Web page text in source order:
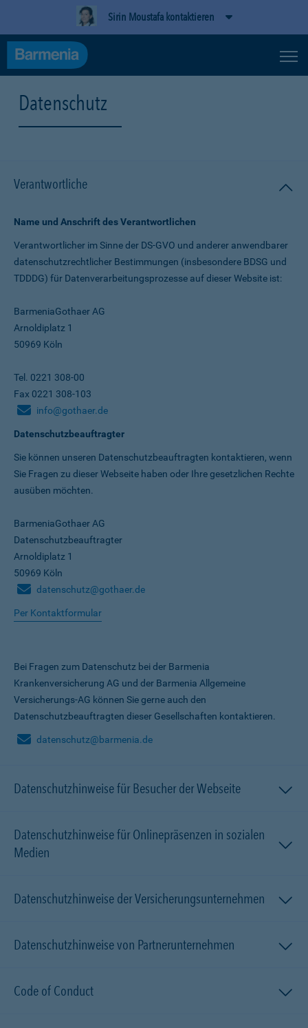
Sirin Moustafa kontaktieren
Datenschutz
Verantwortliche
Name und Anschrift des Verantwortlichen
Verantwortlicher im Sinne der DS-GVO und anderer anwendbarer
datenschutz­rechtlicher Bestimmungen (insbesondere BDSG und
TDDDG) für Daten­verarbeitungs­prozesse auf dieser Website ist:
BarmeniaGothaer AG
Arnoldiplatz 1
50969 Köln
Tel. 0221 308-00
Fax 0221 308-103
info@gothaer.de
Datenschutzbeauftragter
Sie können unseren Datenschutz­beauftragten kontaktieren, wenn
Sie Fragen zu dieser Webseite haben oder Ihre gesetzlichen Rechte
ausüben möchten.
BarmeniaGothaer AG
Datenschutzbeauftragter
Arnoldiplatz 1
50969 Köln
datenschutz@gothaer.de
Per Kontaktformular
Bei Fragen zum Datenschutz bei der Barmenia
Krankenversicherung AG und der Barmenia Allgemeine
Versicherungs-AG können Sie gerne auch den
Datenschutzbeauftragten dieser Gesellschaften kontaktieren.
datenschutz@barmenia.de
Datenschutzhinweise für Besucher der Webseite
Datenschutzhinweise für Onlinepräsenzen in sozialen
Medien
Datenschutzhinweise der Versicherungsunternehmen
Datenschutzhinweise von Partnerunternehmen
Code of Conduct